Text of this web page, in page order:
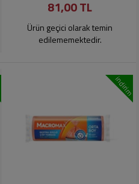
81,00 TL
Ürün geçici olarak temin
edilememektedir.
indirim